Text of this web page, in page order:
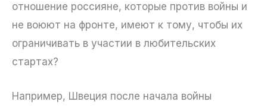
отношение россияне, которые против войны и
не воюют на фронте, имеют к тому, чтобы их
ограничивать в участии в любительских
стартах?
Например, Швеция после начала войны